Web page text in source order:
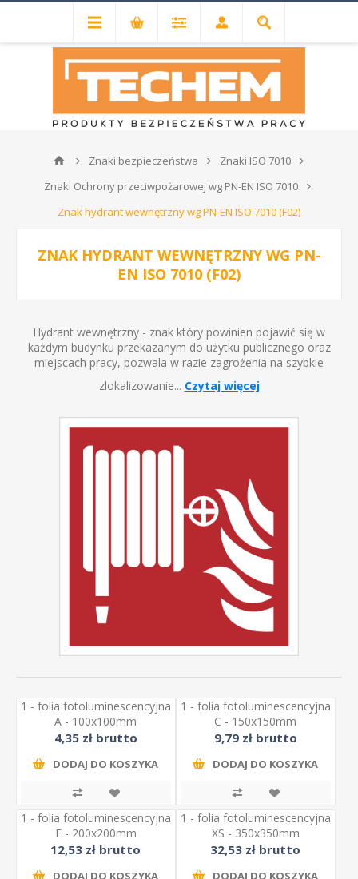
Znaki bezpieczeństwa
Znaki ISO 7010
Znaki Ochrony przeciwpożarowej wg PN-EN ISO 7010
Znak hydrant wewnętrzny wg PN-EN ISO 7010 (F02)
ZNAK HYDRANT WEWNĘTRZNY WG PN-
EN ISO 7010 (F02)
Hydrant wewnętrzny - znak który powinien pojawić się w
każdym budynku przekazanym do użytku publicznego oraz
miejscach pracy, pozwala w razie zagrożenia na szybkie
zlokalizowanie... Czytaj więcej
1 - folia fotoluminescencyjna
A - 100x100mm
4,35 zł brutto
DODAJ DO KOSZYKA
1 - folia fotoluminescencyjna
C - 150x150mm
9,79 zł brutto
DODAJ DO KOSZYKA
1 - folia fotoluminescencyjna
E - 200x200mm
12,53 zł brutto
DODAJ DO KOSZYKA
1 - folia fotoluminescencyjna
XS - 350x350mm
32,53 zł brutto
DODAJ DO KOSZYKA